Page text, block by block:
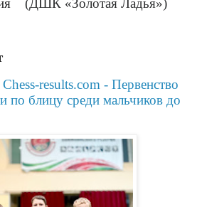
(ДШК «Золотая Ладья»)
results.com - Первенство
по блицу среди мальчиков до